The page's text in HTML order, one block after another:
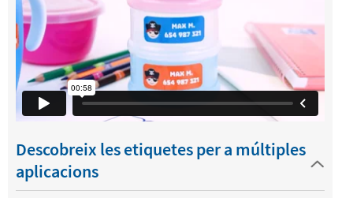
Descobreix les etiquetes per a múltiples
aplicacions